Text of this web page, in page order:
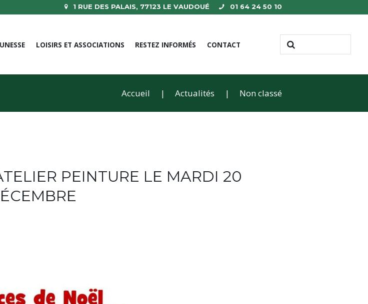
1 RUE DES PALAIS, 77123 LE VAUDOUÉ 01 64 24 50 10
LOISIRS ET ASSOCIATIONS RESTEZ INFORMÉS CONTACT
Accueil Actualités Non classé
PEINTURE LE MARDI 20